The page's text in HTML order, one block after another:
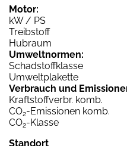
Motor:
kW / PS
Treibstoff
Hubraum
Umweltnormen:
Schadstoffklasse
Umweltplakette
Verbrauch und
Kraftstoffverbr. komb.
CO2-Emissionen komb.
CO2-Klasse
Standort